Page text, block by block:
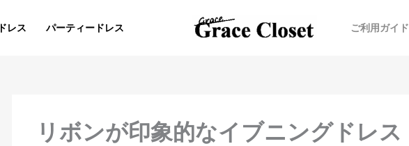
レス パーティードレス ご利用ガイド
リボンが印象的なイブニングドレス